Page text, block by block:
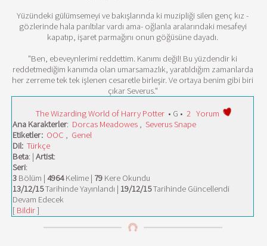
Yüzündeki gülümsemeyi ve bakışlarında ki muzipliği silen genç kız -
gözlerinde hala parıltılar vardı ama- oğlanla aralarındaki mesafeyi
kapatıp, işaret parmağını onun göğüsüne dayadı.
"Ben, ebeveynlerimi reddettim. Kanımı değil! Bu yüzdendir ki
reddetmediğim kanımda olan umarsamazlık, yaratıldığım zamanlarda
her zerreme tek tek işlenen cesaretle birleşir. Ve ortaya benim gibi biri
çıkar Severus."
The Wizarding World of Harry Potter • G • 2 Yorum
Ana Karakterler: Dorcas Meadowes , Severus Snape
Etiketler: OOC , Genel
Dil: Türkçe
Beta: | Artist:
Seri:
3 Bölüm | 4964Kelime | 79 Kere Okundu
13/12/15Tarihinde Yayınlandı | 19/12/15Tarihinde Güncellendi
Devam Edecek
[ Bildir]